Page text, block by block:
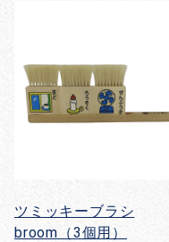
ツミッキーブラシ
broom（3個用）